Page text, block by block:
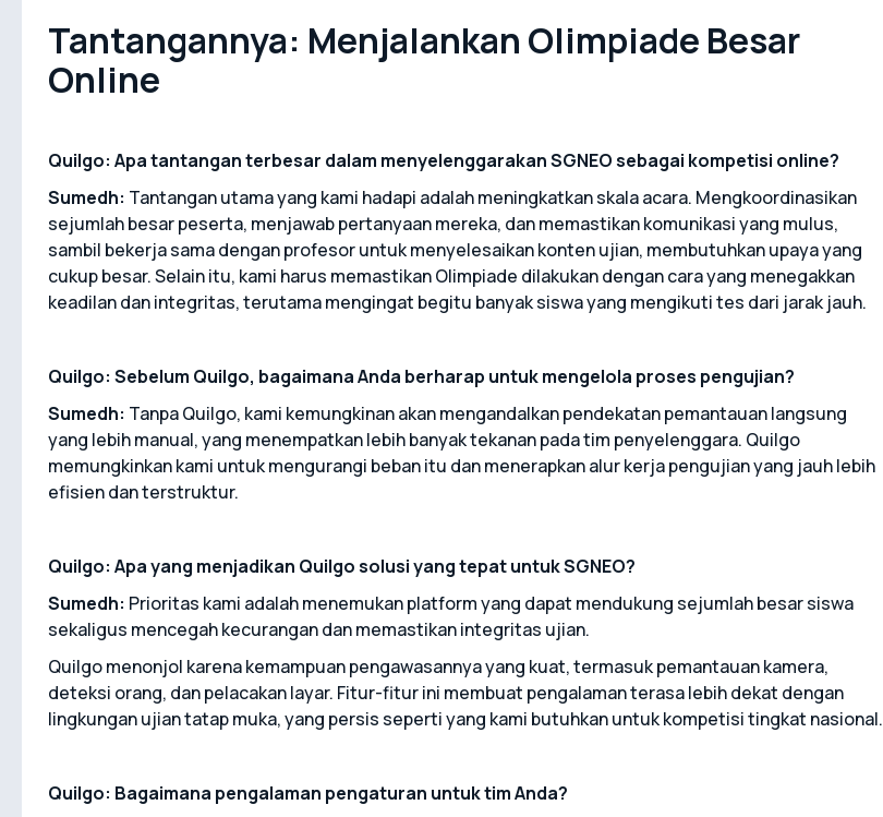
Tantangannya: Menjalankan Olimpiade Besar
Online
Quilgo: Apa tantangan terbesar dalam menyelenggarakan SGNEO sebagai kompetisi online?
Sumedh: Tantangan utama yang kami hadapi adalah meningkatkan skala acara. Mengkoordinasikan
sejumlah besar peserta, menjawab pertanyaan mereka, dan memastikan komunikasi yang mulus,
sambil bekerja sama dengan profesor untuk menyelesaikan konten ujian, membutuhkan upaya yang
cukup besar. Selain itu, kami harus memastikan Olimpiade dilakukan dengan cara yang menegakkan
keadilan dan integritas, terutama mengingat begitu banyak siswa yang mengikuti tes dari jarak jauh.
Quilgo: Sebelum Quilgo, bagaimana Anda berharap untuk mengelola proses pengujian?
Sumedh: Tanpa Quilgo, kami kemungkinan akan mengandalkan pendekatan pemantauan langsung
yang lebih manual, yang menempatkan lebih banyak tekanan pada tim penyelenggara. Quilgo
memungkinkan kami untuk mengurangi beban itu dan menerapkan alur kerja pengujian yang jauh lebih
efisien dan terstruktur.
Quilgo: Apa yang menjadikan Quilgo solusi yang tepat untuk SGNEO?
Sumedh: Prioritas kami adalah menemukan platform yang dapat mendukung sejumlah besar siswa
sekaligus mencegah kecurangan dan memastikan integritas ujian.
Quilgo menonjol karena kemampuan pengawasannya yang kuat, termasuk pemantauan kamera,
deteksi orang, dan pelacakan layar. Fitur-fitur ini membuat pengalaman terasa lebih dekat dengan
lingkungan ujian tatap muka, yang persis seperti yang kami butuhkan untuk kompetisi tingkat nasional.
Quilgo: Bagaimana pengalaman pengaturan untuk tim Anda?